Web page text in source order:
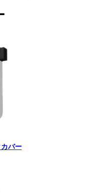
バー